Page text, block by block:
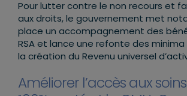
Pour lutter contre le non recours et
aux droits, le gouvernement met
place un accompagnement des
RSA et lance une refonte des
la création du Revenu universel
Améliorer l’accès aux